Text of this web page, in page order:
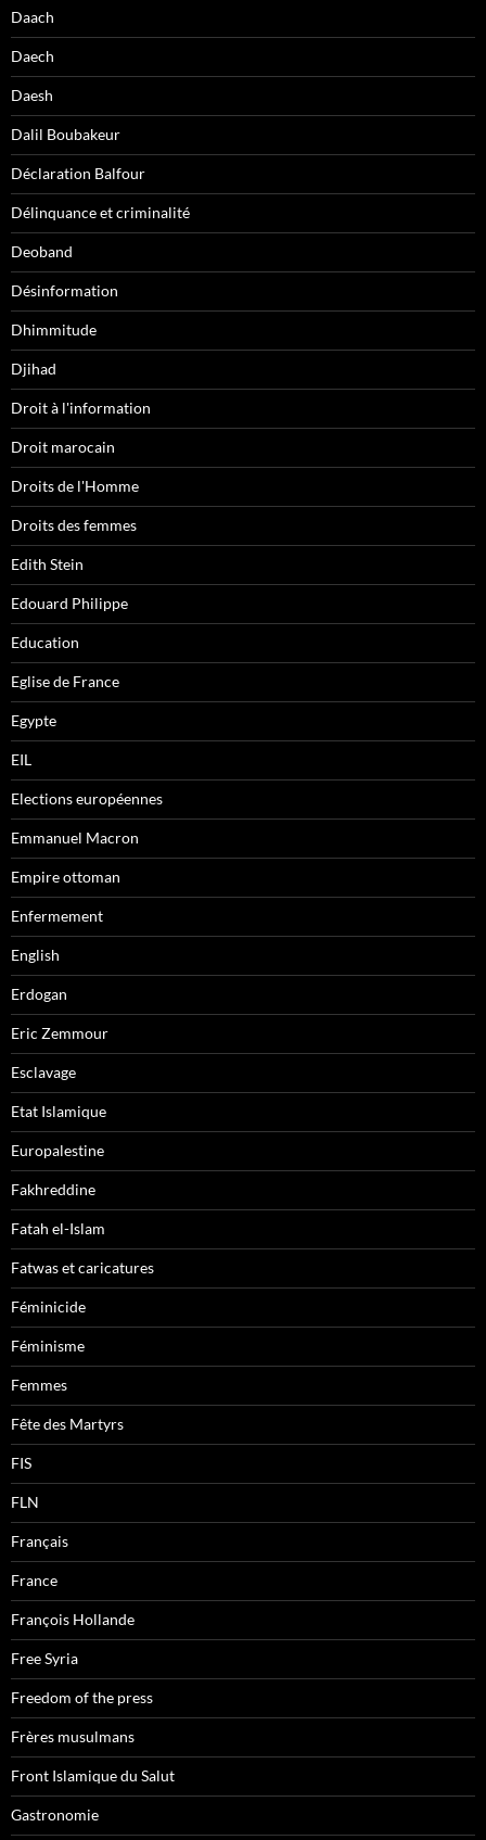
Daach
Daech
Daesh
Dalil Boubakeur
Déclaration Balfour
Délinquance et criminalité
Deoband
Désinformation
Dhimmitude
Djihad
Droit à l'information
Droit marocain
Droits de l'Homme
Droits des femmes
Edith Stein
Edouard Philippe
Education
Eglise de France
Egypte
EIL
Elections européennes
Emmanuel Macron
Empire ottoman
Enfermement
English
Erdogan
Eric Zemmour
Esclavage
Etat Islamique
Europalestine
Fakhreddine
Fatah el-Islam
Fatwas et caricatures
Féminicide
Féminisme
Femmes
Fête des Martyrs
FIS
FLN
Français
France
François Hollande
Free Syria
Freedom of the press
Frères musulmans
Front Islamique du Salut
Gastronomie